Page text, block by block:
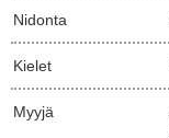
Nidonta
Kielet
Myyjä